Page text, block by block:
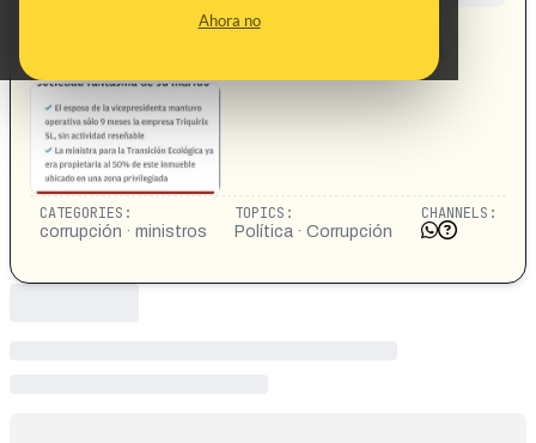
Ahora no
https://okdiario.com/espana/ministra-sara-aagesen-
CATEGORIES:
corrupción · ministros
TOPICS:
Política · Corrupción
CHANNELS: